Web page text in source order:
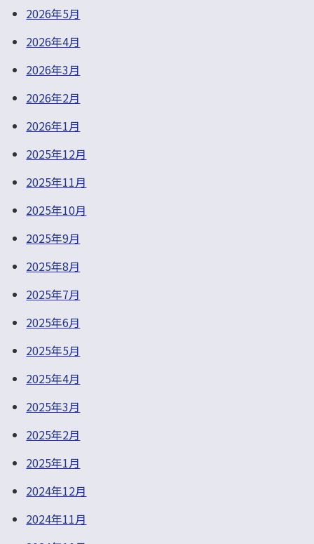
2026年5月
2026年4月
2026年3月
2026年2月
2026年1月
2025年12月
2025年11月
2025年10月
2025年9月
2025年8月
2025年7月
2025年6月
2025年5月
2025年4月
2025年3月
2025年2月
2025年1月
2024年12月
2024年11月